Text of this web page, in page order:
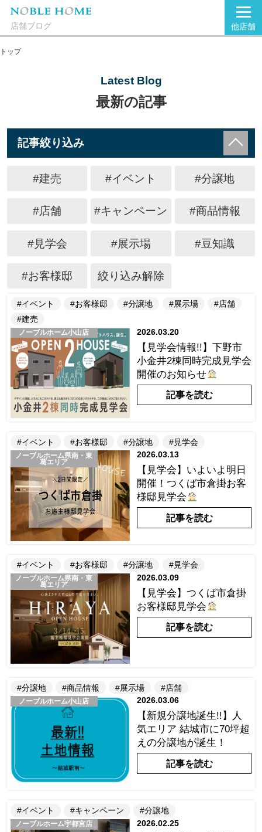
店舗ブログ 他店舗
トップ
Latest Blog
最新の記事
記事絞り込み
#建売 #イベント #分譲地
#店舗 #キャンペーン #商品情報
#見学会 #展示場 #豆知識
#お客様邸 絞り込み解除
#イベント #お客様邸 #分譲地 #展示場
#店舗
#建売
ノーブルホーム小山店 2026.03.20
【見学会情報!!】下野市
小金井2棟同時完成見学会
開催のお知らせ
記事を読む
#イベント #お客様邸 #分譲地 #見学会
ノーブルホーム県南・東
葛エリア
2026.03.13
【見学会】いよいよ明日
開催！つくば市倉掛お客
様邸見学会
記事を読む
#イベント #お客様邸 #分譲地 #見学会
ノーブルホーム県南・東
葛エリア
2026.03.09
【見学会】つくば市倉掛
お客様邸見学会
記事を読む
#分譲地 #商品情報 #展示場 #店舗
ノーブルホーム小山店 2026.03.06
【新規分譲地誕生!!】人
気エリア 結城市に70坪超
えの分譲地が誕生！
記事を読む
#イベント #キャンペーン #分譲地
ノーブルホーム宇都宮店 2026.02.25